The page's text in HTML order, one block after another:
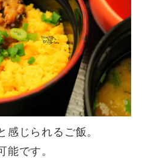
感じられるご飯。
能です。